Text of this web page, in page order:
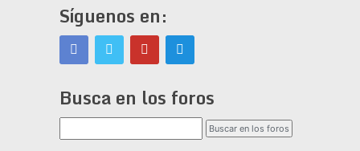
Síguenos en:
Busca en los foros